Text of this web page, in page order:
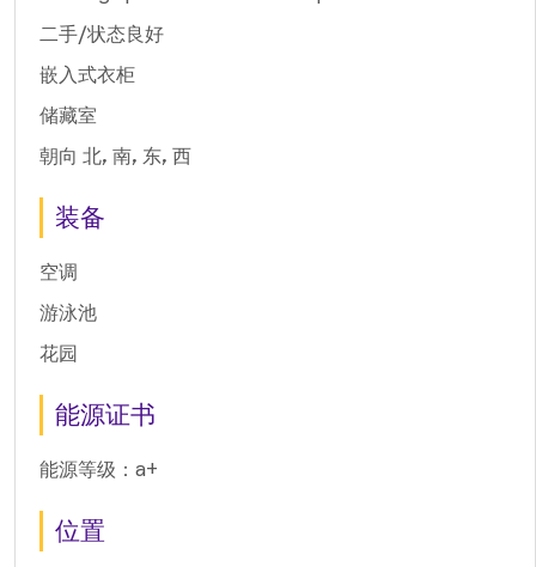
二手/状态良好
嵌入式衣柜
储藏室
朝向 北, 南, 东, 西
装备
空调
游泳池
花园
能源证书
能源等级：a+
位置